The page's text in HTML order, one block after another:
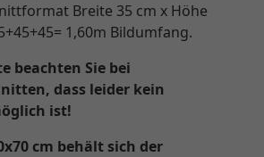
Breite 35 cm x Höhe
1,60m Bildumfang.
beachten Sie bei
dass leider kein
ist!
cm behält sich der